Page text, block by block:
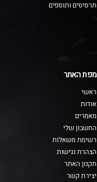
תרסיסים ותוספים
מפת האתר
ראשי
אודות
מאמרים
החשבון שלי
רשימת משאלות
הצהרת נגישות
תקנון האתר
יצירת קשר